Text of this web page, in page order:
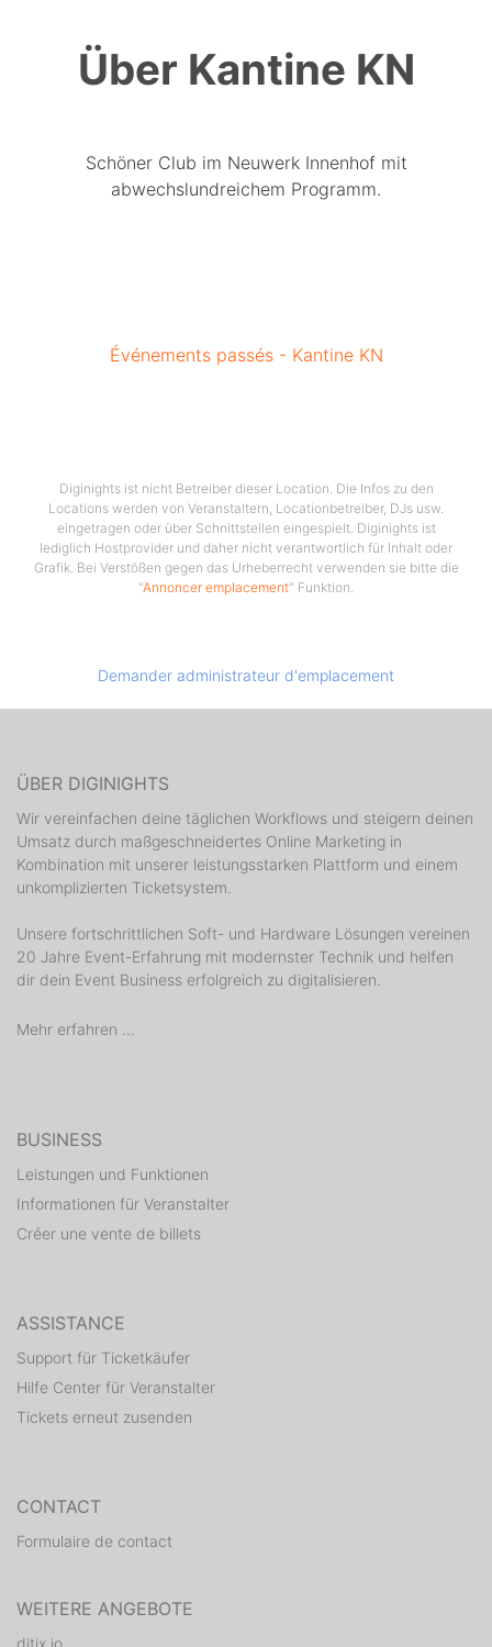
Über Kantine KN
Schöner Club im Neuwerk Innenhof mit
abwechslundreichem Programm.
Événements passés - Kantine KN
Diginights ist nicht Betreiber dieser Location. Die Infos zu den
Locations werden von Veranstaltern, Locationbetreiber, DJs usw.
eingetragen oder über Schnittstellen eingespielt. Diginights ist
lediglich Hostprovider und daher nicht verantwortlich für Inhalt oder
Grafik. Bei Verstößen gegen das Urheberrecht verwenden sie bitte die
"Annoncer emplacement" Funktion.
Demander administrateur d'emplacement
ÜBER DIGINIGHTS
Wir vereinfachen deine täglichen Workflows und steigern deinen
Umsatz durch maßgeschneidertes Online Marketing in
Kombination mit unserer leistungsstarken Plattform und einem
unkomplizierten Ticketsystem.
Unsere fortschrittlichen Soft- und Hardware Lösungen vereinen
20 Jahre Event-Erfahrung mit modernster Technik und helfen
dir dein Event Business erfolgreich zu digitalisieren.
Mehr erfahren ...
BUSINESS
Leistungen und Funktionen
Informationen für Veranstalter
Créer une vente de billets
ASSISTANCE
Support für Ticketkäufer
Hilfe Center für Veranstalter
Tickets erneut zusenden
CONTACT
Formulaire de contact
WEITERE ANGEBOTE
ditix.io